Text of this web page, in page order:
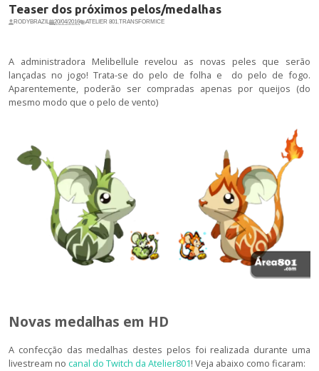
Teaser dos próximos pelos/medalhas
RODYBRAZIL 20/04/2016 ATELIER 801,TRANSFORMICE
A administradora Melibellule revelou as novas peles que serão
lançadas no jogo! Trata-se do pelo de folha e do pelo de fogo.
Aparentemente, poderão ser compradas apenas por queijos (do
mesmo modo que o pelo de vento)
Novas medalhas em HD
A confecção das medalhas destes pelos foi realizada durante uma
livestream no canal do Twitch da Atelier801! Veja abaixo como ficaram: